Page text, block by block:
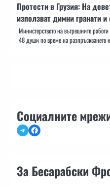
Протести в Грузия: На
използват димни гранати
Министерството на вътрешните
48 души по време на разпръскването
Социалните
TelegramFacebook
За Бесарабски